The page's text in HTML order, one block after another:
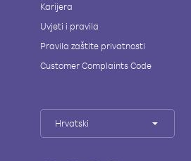
Karijera
Uvjeti i pravila
Pravila zaštite privatnosti
Customer Complaints Code
Hrvatski